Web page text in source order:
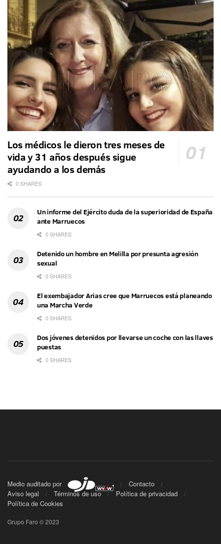
Los médicos le dieron tres meses de
vida y 31 años después sigue
ayudando a los demás
0 SHARES
Un informe del Ejército duda de la superioridad de España
ante Marruecos
0 SHARES
Detenido un hombre en Melilla por presunta agresión
sexual
0 SHARES
El exembajador Arias cree que Marruecos está planeando
una Marcha Verde
0 SHARES
Dos jóvenes detenidos por llevarse un coche con las llaves
puestas
0 SHARES
Medio auditado por
Contacto
Aviso legal
Términos de uso
Política de privacidad
Política de Cookies
Grupo Faro © 2023